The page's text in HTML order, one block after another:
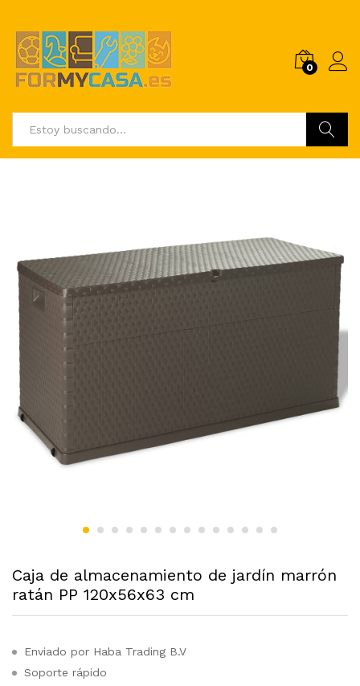
0
Caja de almacenamiento de jardín marrón
ratán PP 120x56x63 cm
Enviado por Haba Trading B.V
Soporte rápido